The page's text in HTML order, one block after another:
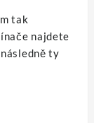
tak
najdete
ty